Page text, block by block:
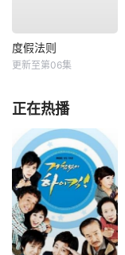
度假法则
更新至第06集
正在热播